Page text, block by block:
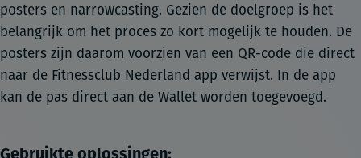
posters en narrowcasting. Gezien de doelgroep is het
belangrijk om het proces zo kort mogelijk te houden. De
posters zijn daarom voorzien van een QR-code die direct
naar de Fitnessclub Nederland app verwijst. In de app
kan de pas direct aan de Wallet worden toegevoegd.